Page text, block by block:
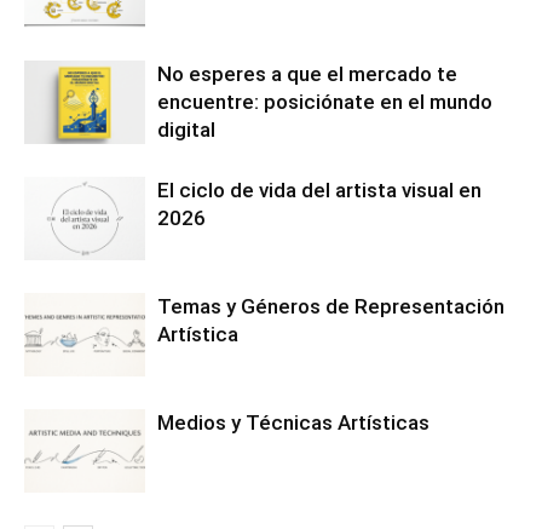
No esperes a que el mercado te
encuentre: posiciónate en el mundo
digital
El ciclo de vida del artista visual en
2026
Temas y Géneros de Representación
Artística
Medios y Técnicas Artísticas